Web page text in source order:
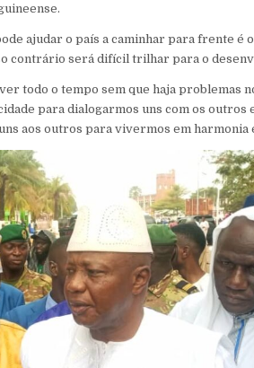
ajudar o país a caminhar para frente é
contrário será difícil trilhar para o
todo o tempo sem que haja problemas
para dialogarmos uns com os
aos outros para vivermos em harmonia